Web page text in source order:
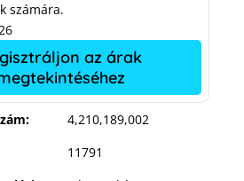
GEN24 12.0 Plus SC
4,210,189,002
11791
számára.
az árak